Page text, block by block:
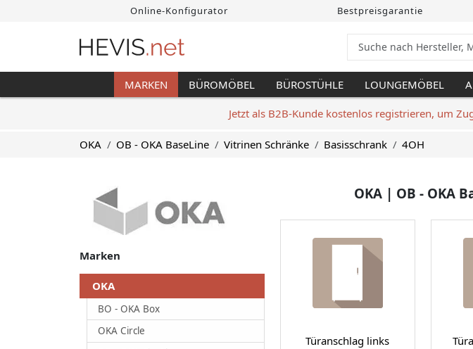
Online-Konfigurator Bestpreisgarantie
MARKEN BÜROMÖBEL BÜROSTÜHLE LOUNGEMÖBEL
Jetzt als B2B-Kunde kostenlos registrieren, um
OKA OB - OKA BaseLine Vitrinen Schränke Basisschrank 4OH
Marken
OKA
BO - OKA Box
OKA Circle
OKA | OB - OKA
Türanschlag links